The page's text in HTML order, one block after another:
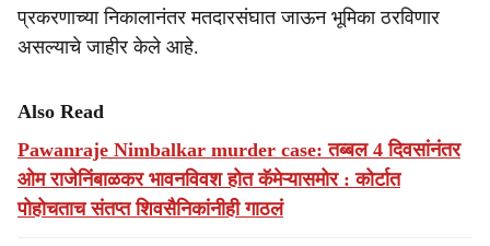
प्रकरणाच्या निकालानंतर मतदारसंघात जाऊन भूमिका ठरविणार
असल्याचे जाहीर केले आहे.
Also Read
Pawanraje Nimbalkar murder case: तब्बल 4 दिवसांनंतर
ओम राजेनिंबाळकर भावनविवश होत कॅमेऱ्यासमोर : कोर्टात
पोहोचताच संतप्त शिवसैनिकांनीही गाठलं